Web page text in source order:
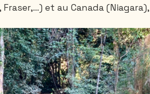
et au Canada (Niagara),